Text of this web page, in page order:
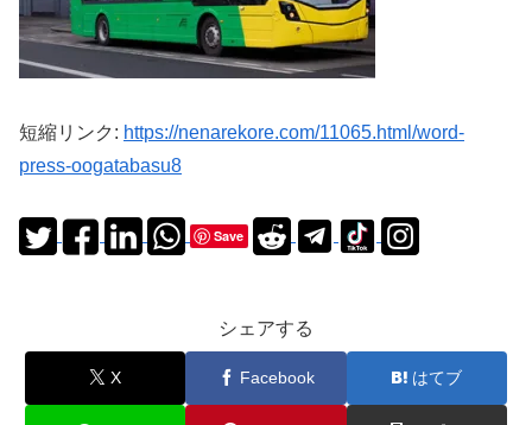
短縮リンク: https://nenarekore.com/11065.html/word-
press-oogatabasu8
Save
シェアする
X Facebook はてブ